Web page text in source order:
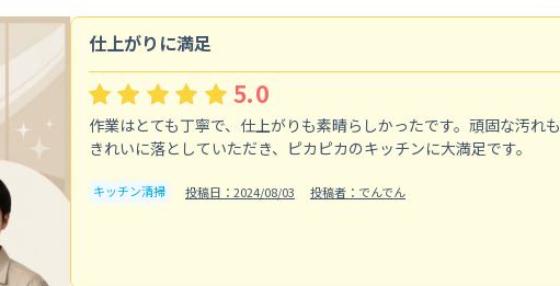
仕上がりに満足
5.0
作業はとても丁寧で、仕上がりも素晴らしかったです。頑固な汚れも
きれいに落としていただき、ピカピカのキッチンに大満足です。
キッチン清掃 投稿日：2024/08/03 投稿者：でんでん